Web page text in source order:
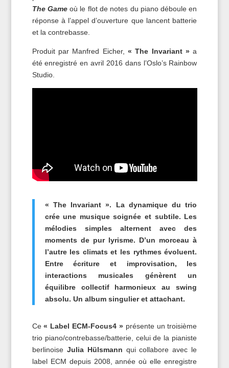
The Gameoù le flot de notes du piano déboule en
réponse à l’appel d’ouverture que lancent batterie
et la contrebasse.
Produit par Manfred Eicher, « The Invariant » a
été enregistré en avril 2016 dans l’Oslo’s Rainbow
Studio.
« The Invariant ». La dynamique du trio
crée une musique soignée et subtile. Les
mélodies simples alternent avec des
moments de pur lyrisme. D’un morceau à
l’autre les climats et les rythmes évoluent.
Entre écriture et improvisation, les
interactions musicales génèrent un
équilibre collectif harmonieux au swing
absolu. Un album singulier et attachant.
Ce« Label ECM-Focus4 »présente un troisième
trio piano/contrebasse/batterie, celui de la pianiste
berlinoise Julia Hülsmann qui collabore avec le
label ECM depuis 2008, année où elle enregistre